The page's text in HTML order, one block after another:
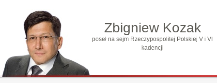
Zbigniew Kozak
poseł na sejm Rzeczypospolitej Polskiej V i VI
kadencji